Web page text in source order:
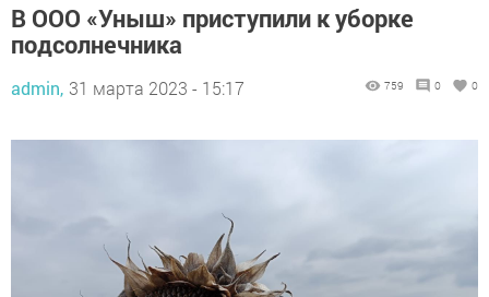
В ООО «Уныш» приступили к уборке
подсолнечника
admin, 31 марта 2023 - 15:17 759 0 0